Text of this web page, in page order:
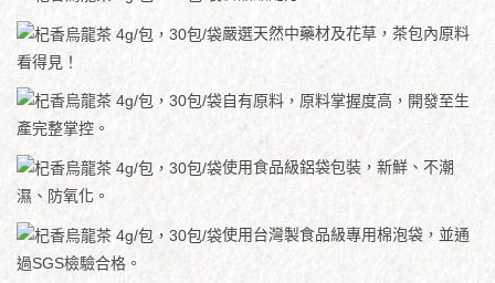
嚴選天然中藥材及花草，茶包內原料
看得見！
自有原料，原料掌握度高，開發至生
產完整掌控。
使用食品級鋁袋包裝，新鮮、不潮
濕、防氧化。
使用台灣製食品級專用棉泡袋，並通
過SGS檢驗合格。